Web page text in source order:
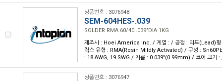
상품번호 : 3076948
SEM-604HES-.039
SOLDER RMA 60/40 .039"DIA 1KG
제조사 : Hoei America Inc. / 계열 : / 공정 : 리드(Lead)형
럭스 유형 : RMA(Rosin Mildly Activated) / 구성 :
: 18 AWG, 19 SWG / 지름 : 0.039"(0.99mm) / 코어 크기 :
상품번호 : 3076947